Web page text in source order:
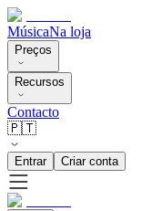
MúsicaNa loja
Preços
Recursos
Contacto
🇵🇹
Entrar Criar conta